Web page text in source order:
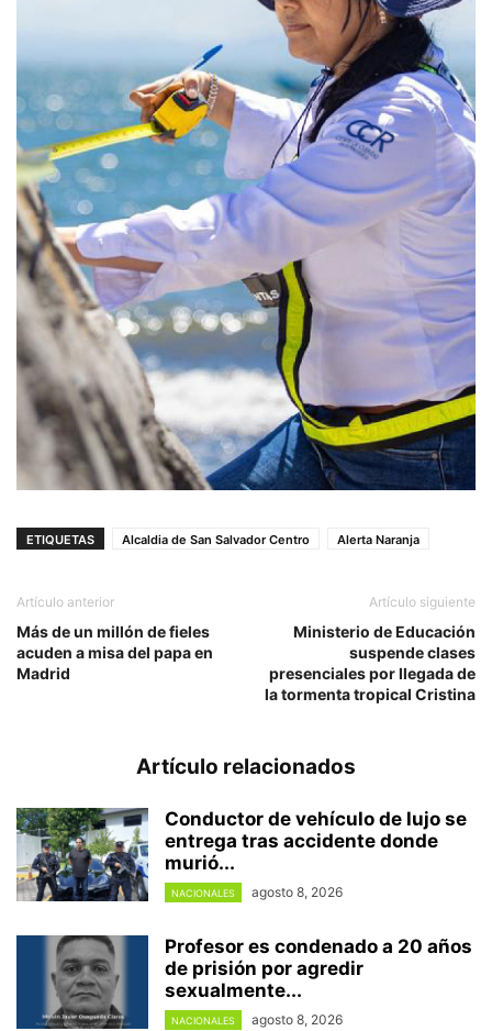
ETIQUETAS Alcaldia de San Salvador Centro Alerta Naranja
Artículo anterior
Más de un millón de fieles
acuden a misa del papa en
Madrid
Artículo siguiente
Ministerio de Educación
suspende clases
presenciales por llegada de
la tormenta tropical Cristina
Artículo relacionados
Conductor de vehículo de lujo se
entrega tras accidente donde
murió...
NACIONALES agosto 8, 2026
Profesor es condenado a 20 años
de prisión por agredir
sexualmente...
NACIONALES agosto 8, 2026